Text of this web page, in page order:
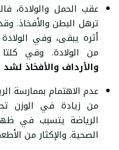
عقب الحمل والولادة،
ترهل البطن والأفخاذ.
أثره يبقى، وفي
من الولادة. وفي كلتا
والأرداف والأفخاذ
عدم الاهتمام بممارسة
من زيادة في الوزن
الرياضة يتسبب في
الصحية. والإكثار من